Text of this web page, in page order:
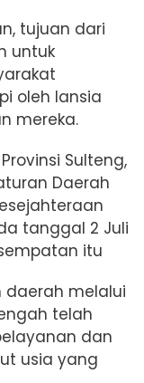
tujuan dari
untuk
oleh lansia
mereka.
Sulteng,
Daerah
tanggal 2 Juli
itu
daerah melalui
telah
dan
usia yang